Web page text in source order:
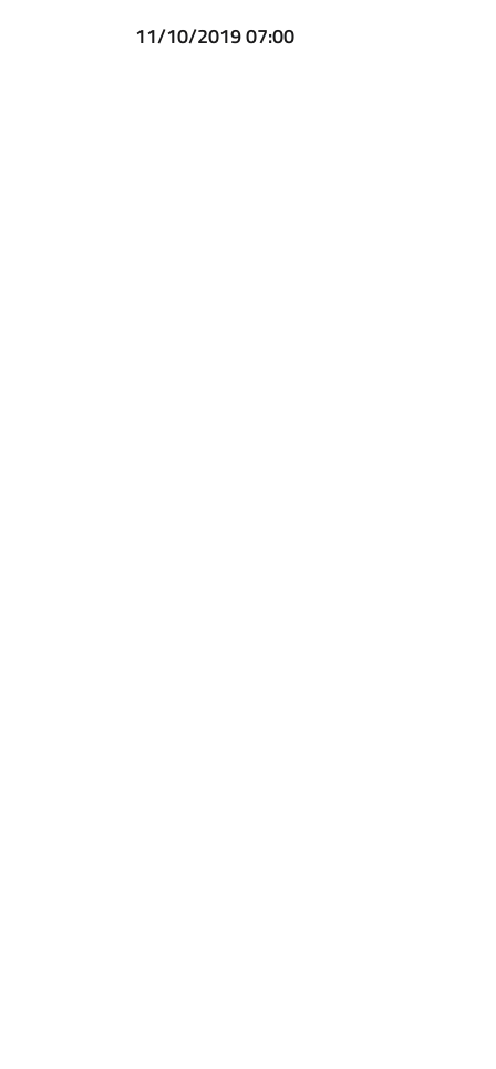
11/10/2019 07:00